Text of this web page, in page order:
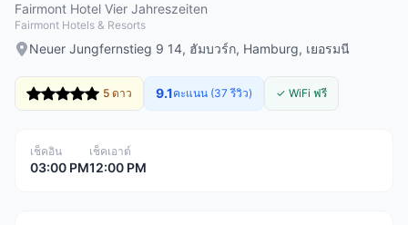
Fairmont Hotel Vier Jahreszeiten
Fairmont Hotels & Resorts
Neuer Jungfernstieg 9 14, ฮัมบวร์ก, Hamburg, เยอรมนี
5 ดาว 9.1คะแนน (37 รีวิว) ✓ WiFi ฟรี
เช็คอิน
03:00 PM
เช็คเอาต์
12:00 PM